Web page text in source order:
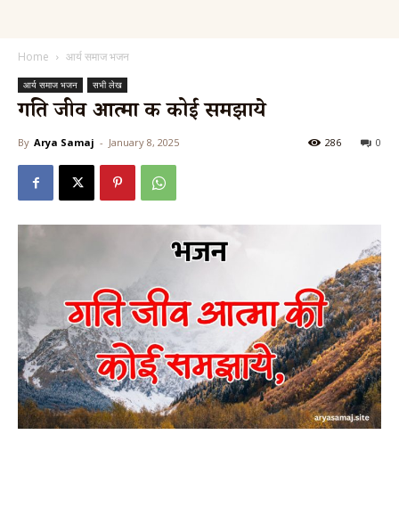
Home आर्य समाज भजन
आर्य समाज भजन सभी लेख
गति जीव आत्मा की कोई समझाये
By Arya Samaj - January 8, 2025 0
286